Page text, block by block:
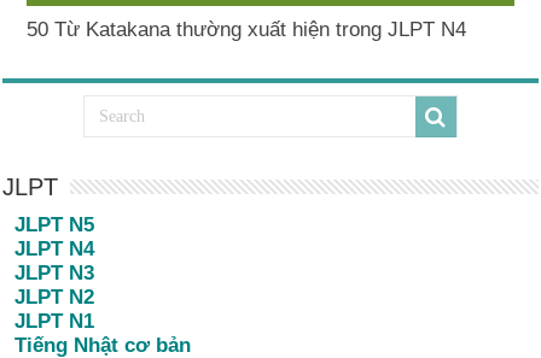
50 Từ Katakana thường xuất hiện trong JLPT N4
JLPT
JLPT N5
JLPT N4
JLPT N3
JLPT N2
JLPT N1
Tiếng Nhật cơ bản